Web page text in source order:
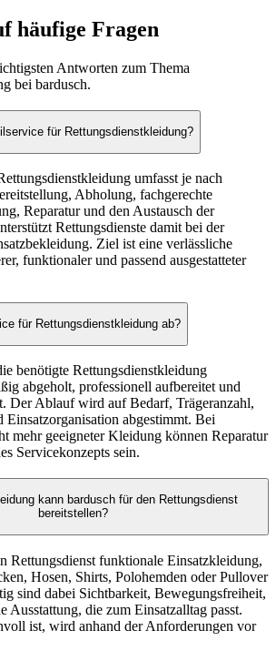
häufige Fragen
Antworten zum Thema
bei bardusch.
für Rettungsdienstkleidung?
umfasst je nach
Abholung, fachgerechte
Reparatur und den Austausch der
Rettungsdienste damit bei der
Ziel ist eine verlässliche
funktionaler und passend ausgestatteter
für Rettungsdienstkleidung ab?
benötigte Rettungsdienstkleidung
abgeholt, professionell aufbereitet und
Der Ablauf wird auf Bedarf, Trägeranzahl,
Einsatzorganisation abgestimmt. Bei
mehr geeigneter Kleidung können Reparatur
Servicekonzepts sein.
kann bardusch für den Rettungsdienst
bereitstellen?
Rettungsdienst funktionale Einsatzkleidung,
Hosen, Shirts, Polohemden oder Pullover
sind dabei Sichtbarkeit, Bewegungsfreiheit,
Ausstattung, die zum Einsatzalltag passt.
ist, wird anhand der Anforderungen vor